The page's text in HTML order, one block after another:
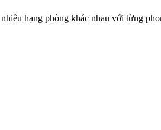
hạng phòng khác nhau với từng